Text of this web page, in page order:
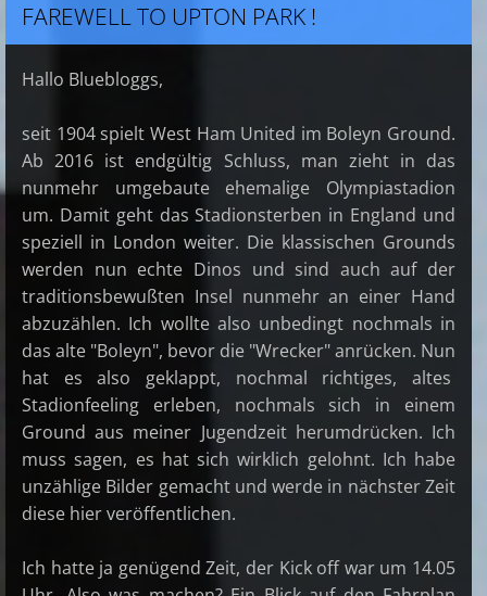
FAREWELL TO UPTON PARK !
Hallo Bluebloggs,
seit 1904 spielt West Ham United im Boleyn Ground.
Ab 2016 ist endgültig Schluss, man zieht in das
nunmehr umgebaute ehemalige Olympiastadion
um. Damit geht das Stadionsterben in England und
speziell in London weiter. Die klassischen Grounds
werden nun echte Dinos und sind auch auf der
traditionsbewußten Insel nunmehr an einer Hand
abzuzählen. Ich wollte also unbedingt nochmals in
das alte "Boleyn", bevor die "Wrecker" anrücken. Nun
hat es also geklappt, nochmal richtiges, altes
Stadionfeeling erleben, nochmals sich in einem
Ground aus meiner Jugendzeit herumdrücken. Ich
muss sagen, es hat sich wirklich gelohnt. Ich habe
unzählige Bilder gemacht und werde in nächster Zeit
diese hier veröffentlichen.
Ich hatte ja genügend Zeit, der Kick off war um 14.05